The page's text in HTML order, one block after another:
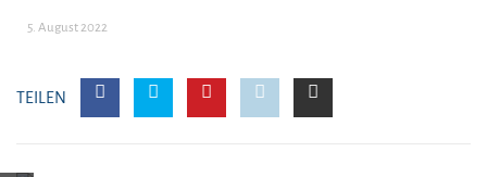
5. August 2022
TEILEN